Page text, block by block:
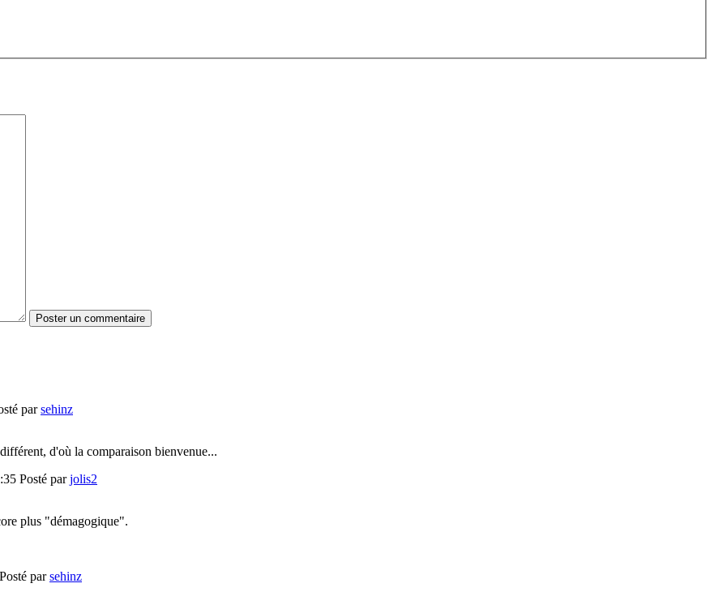
parsehinz
d'où la comparaison bienvenue...
Posté parjolis2
plus "démagogique".
Posté parsehinz